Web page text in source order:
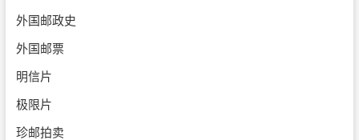
外国邮政史
外国邮票
明信片
极限片
珍邮拍卖